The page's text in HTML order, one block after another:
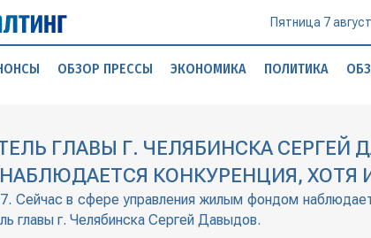
Пятница 7
ОБЗОР ПРЕССЫ ЭКОНОМИКА ПОЛИТИКА
ГЛАВЫ Г. ЧЕЛЯБИНСКА СЕРГЕЙ
КОНКУРЕНЦИЯ, ХОТЯ
Сейчас в сфере управления жилым фондом
главы г. Челябинска Сергей Давыдов.